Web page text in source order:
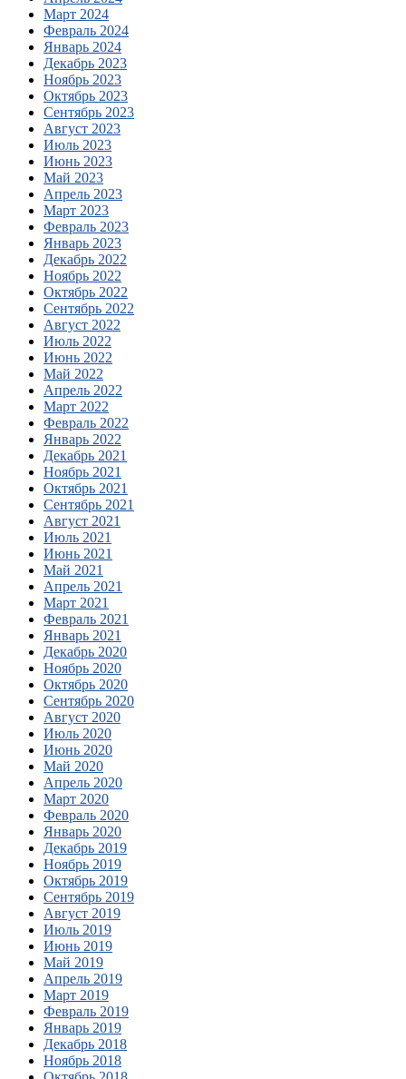
Март 2024
Февраль 2024
Январь 2024
Декабрь 2023
Ноябрь 2023
Октябрь 2023
Сентябрь 2023
Август 2023
Июль 2023
Июнь 2023
Май 2023
Апрель 2023
Март 2023
Февраль 2023
Январь 2023
Декабрь 2022
Ноябрь 2022
Октябрь 2022
Сентябрь 2022
Август 2022
Июль 2022
Июнь 2022
Май 2022
Апрель 2022
Март 2022
Февраль 2022
Январь 2022
Декабрь 2021
Ноябрь 2021
Октябрь 2021
Сентябрь 2021
Август 2021
Июль 2021
Июнь 2021
Май 2021
Апрель 2021
Март 2021
Февраль 2021
Январь 2021
Декабрь 2020
Ноябрь 2020
Октябрь 2020
Сентябрь 2020
Август 2020
Июль 2020
Июнь 2020
Май 2020
Апрель 2020
Март 2020
Февраль 2020
Январь 2020
Декабрь 2019
Ноябрь 2019
Октябрь 2019
Сентябрь 2019
Август 2019
Июль 2019
Июнь 2019
Май 2019
Апрель 2019
Март 2019
Февраль 2019
Январь 2019
Декабрь 2018
Ноябрь 2018